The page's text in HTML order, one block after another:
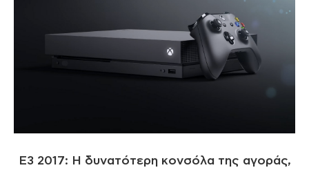
E3 2017: Η δυνατότερη κονσόλα της αγοράς,